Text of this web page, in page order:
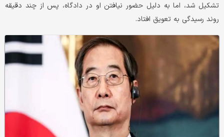
تشکیل شد، اما به دلیل حضور نیافتن او در دادگاه، پس از چند دقیقه
روند رسیدگی به تعویق افتاد.